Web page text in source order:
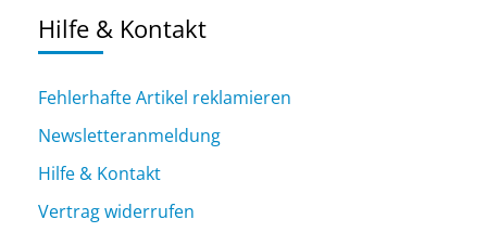
Hilfe & Kontakt
Fehlerhafte Artikel reklamieren
Newsletteranmeldung
Hilfe & Kontakt
Vertrag widerrufen